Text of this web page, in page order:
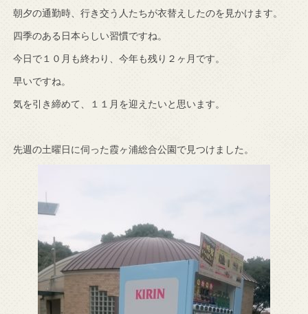
朝夕の通勤時、行き交う人たちが衣替えしたのを見かけます。
四季のある日本らしい習慣ですね。
今日で１０月も終わり、今年も残り２ヶ月です。
早いですね。
気を引き締めて、１１月を迎えたいと思います。
先週の土曜日に伺った霞ヶ浦総合公園で見つけました。